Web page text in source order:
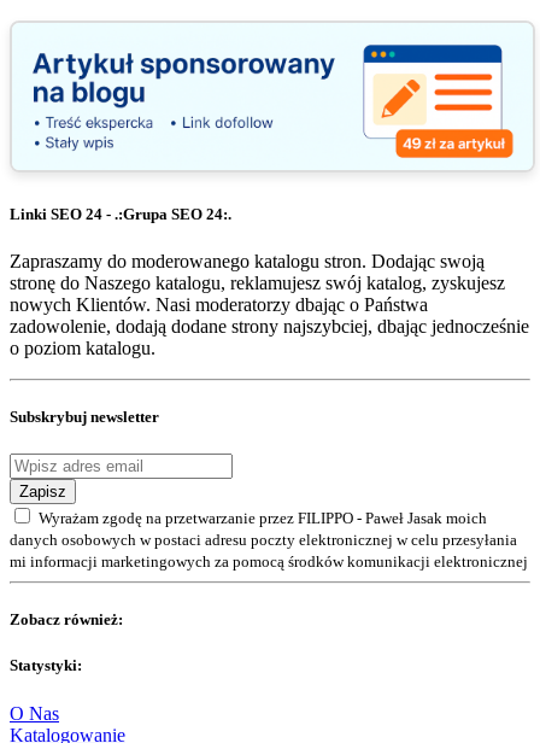
Linki SEO 24 - .:Grupa SEO 24:.
Zapraszamy do moderowanego katalogu stron. Dodając swoją
stronę do Naszego katalogu, reklamujesz swój katalog, zyskujesz
nowych Klientów. Nasi moderatorzy dbając o Państwa
zadowolenie, dodają dodane strony najszybciej, dbając jednocześnie
o poziom katalogu.
Subskrybuj newsletter
Zapisz
Wyrażam zgodę na przetwarzanie przez FILIPPO - Paweł Jasak moich
danych osobowych w postaci adresu poczty elektronicznej w celu przesyłania
mi informacji marketingowych za pomocą środków komunikacji elektronicznej
Zobacz również:
Statystyki:
O Nas
Katalogowanie